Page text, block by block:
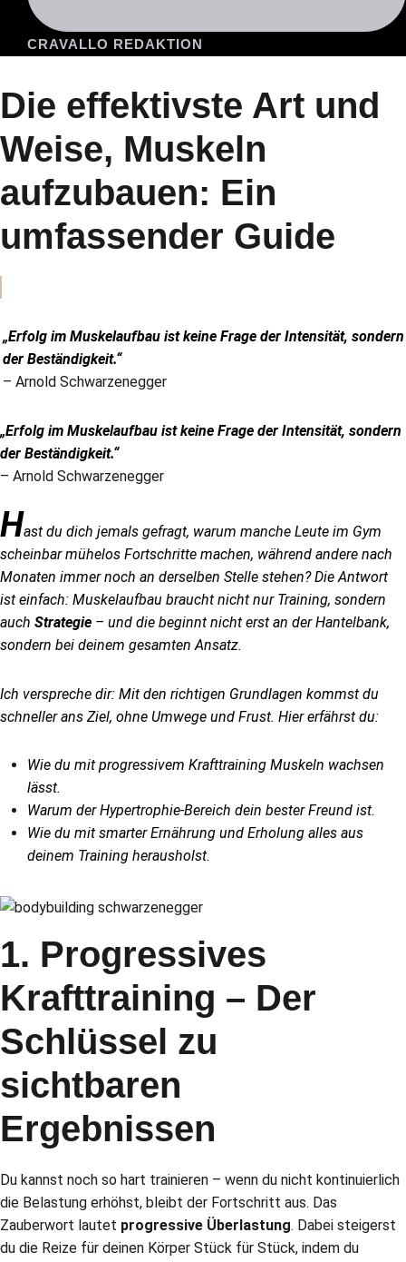
CRAVALLO REDAKTION
Die effektivste Art und
Weise, Muskeln
aufzubauen: Ein
umfassender Guide
„Erfolg im Muskelaufbau ist keine Frage der Intensität, sondern
der Beständigkeit.“
– Arnold Schwarzenegger
„Erfolg im Muskelaufbau ist keine Frage der Intensität, sondern
der Beständigkeit.“
– Arnold Schwarzenegger
Hast du dich jemals gefragt, warum manche Leute im Gym
scheinbar mühelos Fortschritte machen, während andere nach
Monaten immer noch an derselben Stelle stehen? Die Antwort
ist einfach: Muskelaufbau braucht nicht nur Training, sondern
auch Strategie – und die beginnt nicht erst an der Hantelbank,
sondern bei deinem gesamten Ansatz.
Ich verspreche dir: Mit den richtigen Grundlagen kommst du
schneller ans Ziel, ohne Umwege und Frust. Hier erfährst du:
Wie du mit progressivem Krafttraining Muskeln wachsen
lässt.
Warum der Hypertrophie-Bereich dein bester Freund ist.
Wie du mit smarter Ernährung und Erholung alles aus
deinem Training herausholst.
1. Progressives
Krafttraining – Der
Schlüssel zu
sichtbaren
Ergebnissen
Du kannst noch so hart trainieren – wenn du nicht kontinuierlich
die Belastung erhöhst, bleibt der Fortschritt aus. Das
Zauberwort lautet progressive Überlastung. Dabei steigerst
du die Reize für deinen Körper Stück für Stück, indem du